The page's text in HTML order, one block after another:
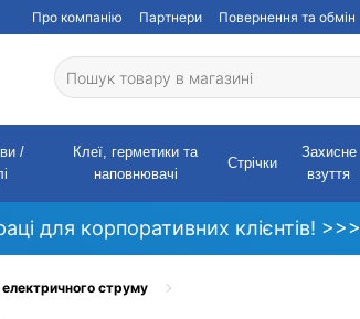
Про компанію Партнери Повернення та обмін
/
Клеї, герметики та
наповнювачі
Стрічки
Захисне
взуття
для корпоративних клієнтів! >>>
струму